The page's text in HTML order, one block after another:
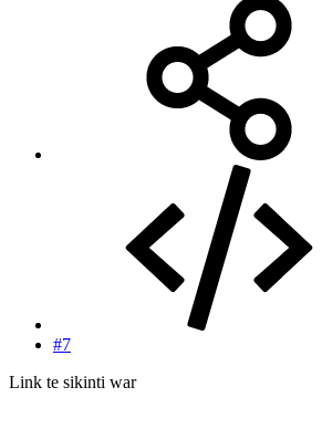
#7
Link te sikinti war